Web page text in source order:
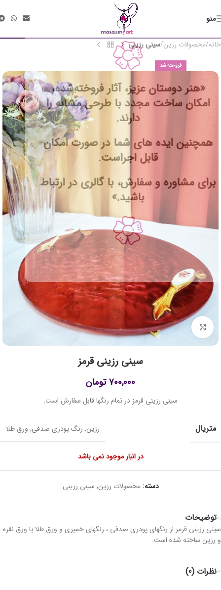
«هنر دوستان عزیز، آثار فروخته‌شده،
امکان ساخت مجدد با طرحی مشابه را
دارند.
همچنین ایده های شما در صورت امکان
قابل اجراست.
برای مشاوره و سفارش، با گالری در ارتباط
باشید.»
منو
خانه محصولات رزین سینی رزینی
فروخته شد
برای بزرگنمایی کلیک کنید
سینی رزینی قرمز
700,000 تومان
سینی رزینی قرمز در تمام رنگها قابل سفارش است.
متریال رزین, رنگ پودری صدفی, ورق طلا
در انبار موجود نمی باشد
دسته: محصولات رزین, سینی رزینی
توضیحات
سینی رزینی قرمز از رنگهای پودری صدفی ، رنگهای خمیری و ورق طلا یا ورق نقره
و رزین ساخته شده است.
نظرات (0)